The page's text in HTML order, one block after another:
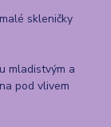
skleničky
mladistvým a
pod vlivem